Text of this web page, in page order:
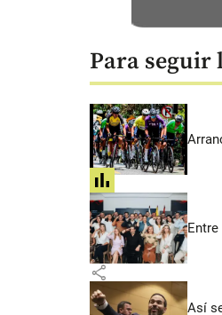
Para seguir
share
share
Así